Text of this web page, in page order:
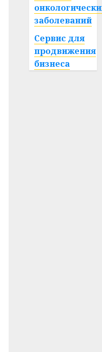
заболеваний
Сервис для
продвижения
бизнеса